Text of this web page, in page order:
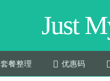
Just
套餐整理 优惠码